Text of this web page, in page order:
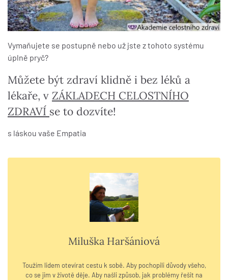
Vymaňujete se postupně nebo už jste z tohoto systému
úplně pryč?
Můžete být zdraví klidně i bez léků a
lékaře, v ZÁKLADECH CELOSTNÍHO
ZDRAVÍ se to dozvíte!
s láskou vaše Empatia
Miluška Haršániová
Toužím lidem otevírat cestu k sobě. Aby pochopili důvody všeho,
co se jim v životě děje. Aby našli způsob, jak problémy řešit na